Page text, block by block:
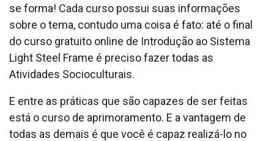
se forma! Cada curso possui suas informações
sobre o tema, contudo uma coisa é fato: até o final
do curso gratuito online de Introdução ao Sistema
Light Steel Frame é preciso fazer todas as
Atividades Socioculturais.
E entre as práticas que são capazes de ser feitas
está o curso de aprimoramento. E a vantagem de
todas as demais é que você é capaz realizá-lo no